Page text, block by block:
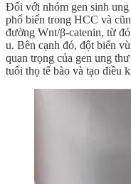
Đối với nhóm gen sinh
phổ biến trong HCC và
đường Wnt/β-catenin, từ
u. Bên cạnh đó, đột biến
quan trọng của gen ung
tuổi thọ tế bào và tạo điều